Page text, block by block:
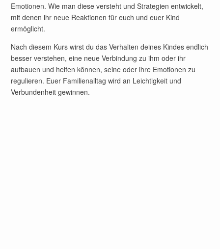
Emotionen. Wie man diese versteht und Strategien entwickelt,
mit denen ihr neue Reaktionen für euch und euer Kind
ermöglicht.
Nach diesem Kurs wirst du das Verhalten deines Kindes endlich
besser verstehen, eine neue Verbindung zu ihm oder ihr
aufbauen und helfen können, seine oder ihre Emotionen zu
regulieren. Euer Familienalltag wird an Leichtigkeit und
Verbundenheit gewinnen.